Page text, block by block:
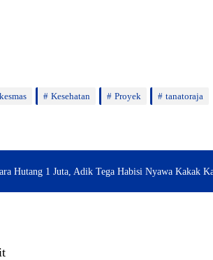
Kesehatan Proyek tanatoraja
Hutang 1 Juta, Adik Tega Habisi Nyawa Kakak